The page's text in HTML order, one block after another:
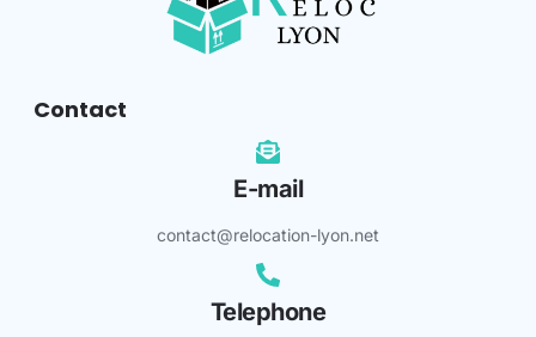
Contact
E-mail
contact@relocation-lyon.net
Telephone